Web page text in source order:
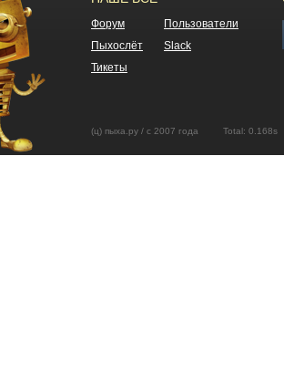
Форум
Пользователи
Пыхослёт
Slack
Тикеты
(ц) пыха.ру / с 2007 года Total: